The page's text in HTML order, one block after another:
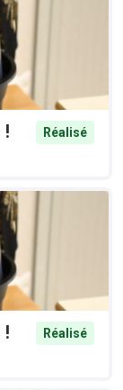
!
Réalisé
!
Réalisé